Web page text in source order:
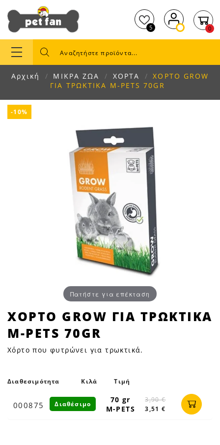
5 0
Αρχική ΜΙΚΡΑ ΖΩΑ ΧΟΡΤΑ
ΧΟΡΤΟ GROW
ΓΙΑ ΤΡΩΚΤΙΚΑ Μ-PETS 70GR
-10%
Πατήστε για επέκταση
ΧΟΡΤΟ
GROW
ΓΙΑ
ΤΡΩΚΤΙΚΑ
70GR
Petfan
ΧΟΡΤΟ GROW ΓΙΑ ΤΡΩΚΤΙΚΑ
Μ-PETS 70GR
Χόρτο που φυτρώνει για τρωκτικά.
Διαθεσιμότητα Κιλά Τιμή
000875
70 gr
M-PETS
3,90 €
3,51 €
Διαθέσιμο